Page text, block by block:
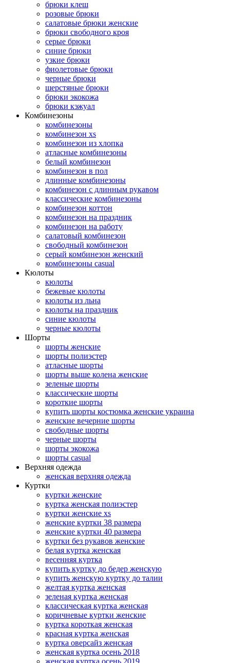
брюки клеш
розовые брюки
салатовые брюки женские
брюки свободного кроя
серые брюки
синие брюки
узкие брюки
фиолетовые брюки
черные брюки
шерстяные брюки
брюки экокожа
брюки кэжуал
Комбинезоны
комбинезоны
комбинезон xs
комбинезон из хлопка
атласные комбинезоны
белый комбинезон
комбинезон в пол
длинные комбинезоны
комбинезон с длинным рукавом
классические комбинезоны
комбинезон коттон
комбинезон на праздник
комбинезон на работу
салатовый комбинезон
свободный комбинезон
серый комбинезон женский
комбинезоны casual
Кюлоты
кюлоты
бежевые кюлоты
кюлоты из льна
кюлоты на праздник
синие кюлоты
черные кюлоты
Шорты
шорты женские
шорты полиэстер
атласные шорты
шорты выше колена женские
зеленые шорты
классические шорты
короткие шорты
купить шорты костюмка женские украина
женские вечерние шорты
свободные шорты
черные шорты
шорты экокожа
шорты casual
Верхняя одежда
женская верхняя одежда
Куртки
куртки женские
куртка женская полиэстер
куртки женские xs
женские куртки 38 размера
женские куртки 40 размера
куртки без рукавов женские
белая куртка женская
весенняя куртка
купить куртку до бедер женскую
купить женскую куртку до талии
желтая куртка женская
зеленая куртка женская
классическая куртка женская
коричневые куртки женские
куртка короткая женская
красная куртка женская
куртка оверсайз женская
женская куртка осень 2018
женская куртка осень 2019